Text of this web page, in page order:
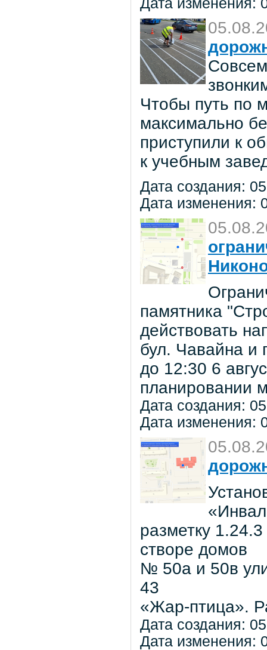
Чтобы путь по
максимально
приступили к
к учебным
Дата создания:
Дата изменения:
памятника
действовать
бул. Чавайна и
до 12:30 6
планировании
Дата создания:
Дата изменения:
разметку
створе домов
№ 50а и 50в
43
«Жар-птица».
Дата создания:
Дата изменения: